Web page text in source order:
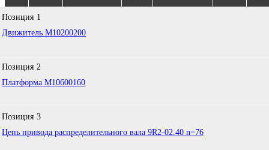
Позиция 1
Движитель M10200200
Позиция 2
Платформа M10600160
Позиция 3
Цепь привода распределительного вала 9R2-02.40 n=76